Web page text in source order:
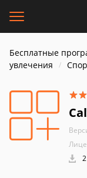
Бесплатные
увлечения